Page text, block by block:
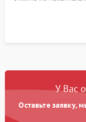
корректности
посторонних
У Вас
Оставьте заявку,